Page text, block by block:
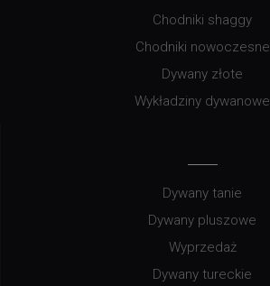
Chodniki shaggy
Chodniki nowoczesne
Dywany złote
Wykładziny dywanowe
Dywany tanie
Dywany pluszowe
Wyprzedaż
Dywany tureckie